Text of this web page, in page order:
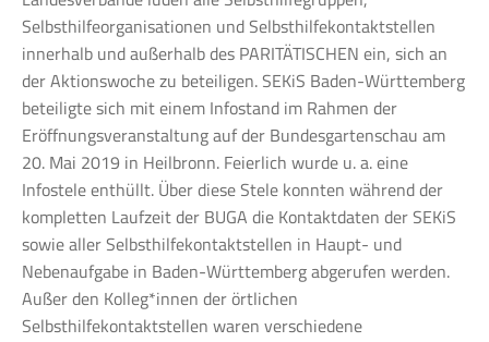
Selbsthilfeorganisationen und Selbsthilfekontaktstellen
innerhalb und außerhalb des PARITÄTISCHEN ein, sich an
der Aktionswoche zu beteiligen. SEKiS Baden-Württemberg
beteiligte sich mit einem Infostand im Rahmen der
Eröffnungsveranstaltung auf der Bundesgartenschau am
20. Mai 2019 in Heilbronn. Feierlich wurde u. a. eine
Infostele enthüllt. Über diese Stele konnten während der
kompletten Laufzeit der BUGA die Kontaktdaten der SEKiS
sowie aller Selbsthilfekontaktstellen in Haupt- und
Nebenaufgabe in Baden-Württemberg abgerufen werden.
Außer den Kolleg*innen der örtlichen
Selbsthilfekontaktstellen waren verschiedene